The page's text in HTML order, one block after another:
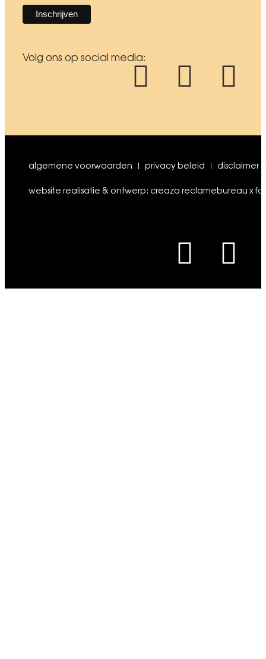
Volg ons op social media:
algemene voorwaarden privacy beleid disclaimer
website realisatie & ontwerp: creaza reclamebureau x